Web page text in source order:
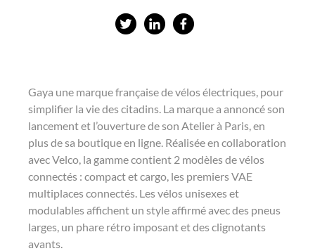
P
t
a
g
e
r
s
u
r
P
t
a
g
e
r
s
u
r
P
t
a
g
e
r
s
u
r
Gaya une marque française de vélos électriques, pour
simplifier la vie des citadins. La marque a annoncé son
lancement et l’ouverture de son Atelier à Paris, en
plus de sa boutique en ligne. Réalisée en collaboration
avec Velco, la gamme contient 2 modèles de vélos
connectés : compact et cargo, les premiers VAE
multiplaces connectés. Les vélos unisexes et
modulables affichent un style affirmé avec des pneus
larges, un phare rétro imposant et des clignotants
avants.